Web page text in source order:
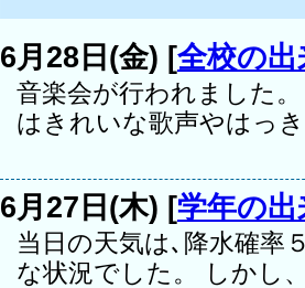
6月28日(金) [全校の出
音楽会が行われました
はきれいな歌声やはっ
6月27日(木) [学年の出
当日の天気は､降水確率
な状況でした。 しかし